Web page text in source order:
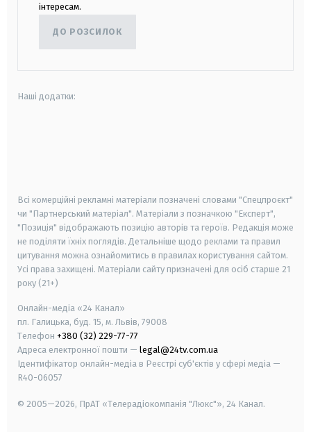
інтересам.
ДО РОЗСИЛОК
Наші додатки:
Всі комерційні рекламні матеріали позначені словами "Спецпроєкт"
чи "Партнерський матеріал". Матеріали з позначкою "Експерт",
"Позиція" відображають позицію авторів та героїв. Редакція може
не поділяти їхніх поглядів. Детальніше щодо реклами та правил
цитування можна ознайомитись в правилах користування сайтом.
Усі права захищені. Матеріали сайту призначені для осіб старше 21
року (21+)
Онлайн-медіа «24 Канал»
пл. Галицька, буд. 15, м. Львів, 79008
Телефон +380 (32) 229-77-77
Адреса електронної пошти — legal@24tv.com.ua
Ідентифікатор онлайн-медіа в Реєстрі суб'єктів у сфері медіа —
R40-06057
© 2005—2026, ПрАТ «Телерадіокомпанія "Люкс"», 24 Канал.